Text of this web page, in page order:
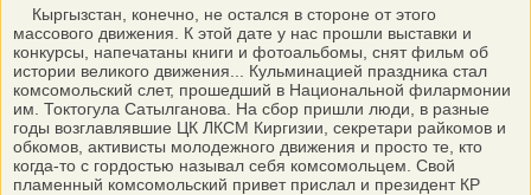
Кыргызстан, конечно, не остался в стороне от этого
массового движения. К этой дате у нас прошли выставки и
конкурсы, напечатаны книги и фотоальбомы, снят фильм об
истории великого движения... Кульминацией праздника стал
комсомольский слет, прошедший в Национальной филармонии
им. Токтогула Сатылганова. На сбор пришли люди, в разные
годы возглавлявшие ЦК ЛКСМ Киргизии, секретари райкомов и
обкомов, активисты молодежного движения и просто те, кто
когда-то с гордостью называл себя комсомольцем. Свой
пламенный комсомольский привет прислал и президент КР